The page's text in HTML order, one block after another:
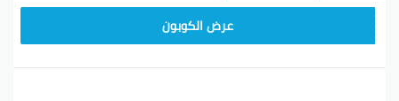
عرض الكوبون